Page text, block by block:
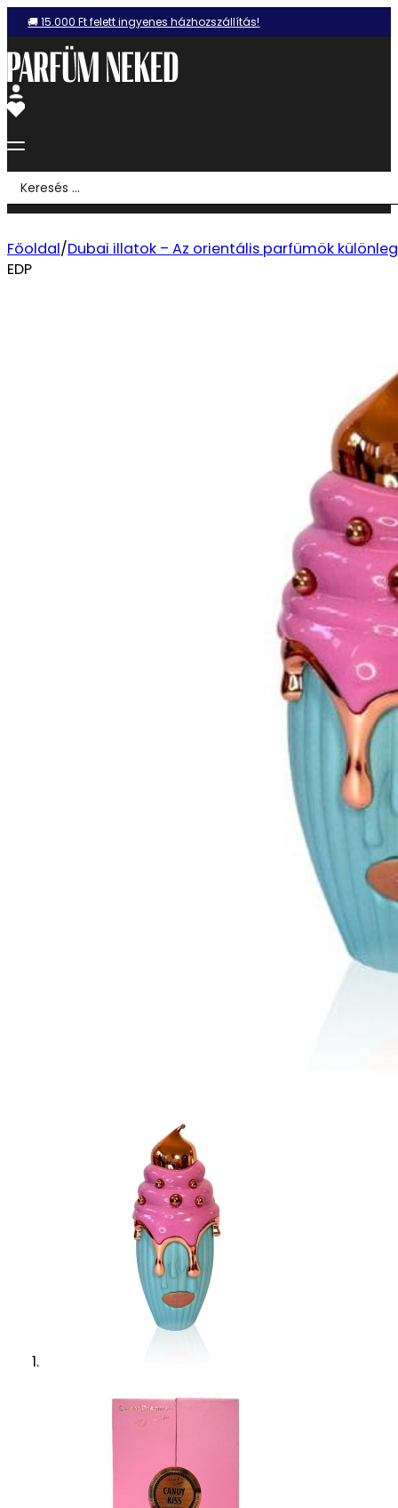
🚚 15.000 Ft felett ingyenes házhozszállítás!
Search
...
Főoldal/Dubai illatok – Az orientális parfümök
EDP